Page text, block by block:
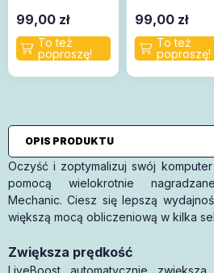
99,00 zł 99,00zł
OPIS PRODUKTU
Oczyść i zoptymalizuj swój
pomocą wielokrotnie
Mechanic. Ciesz się lepszą
większą mocą obliczeniową w kilka
Zwiększa prędkość